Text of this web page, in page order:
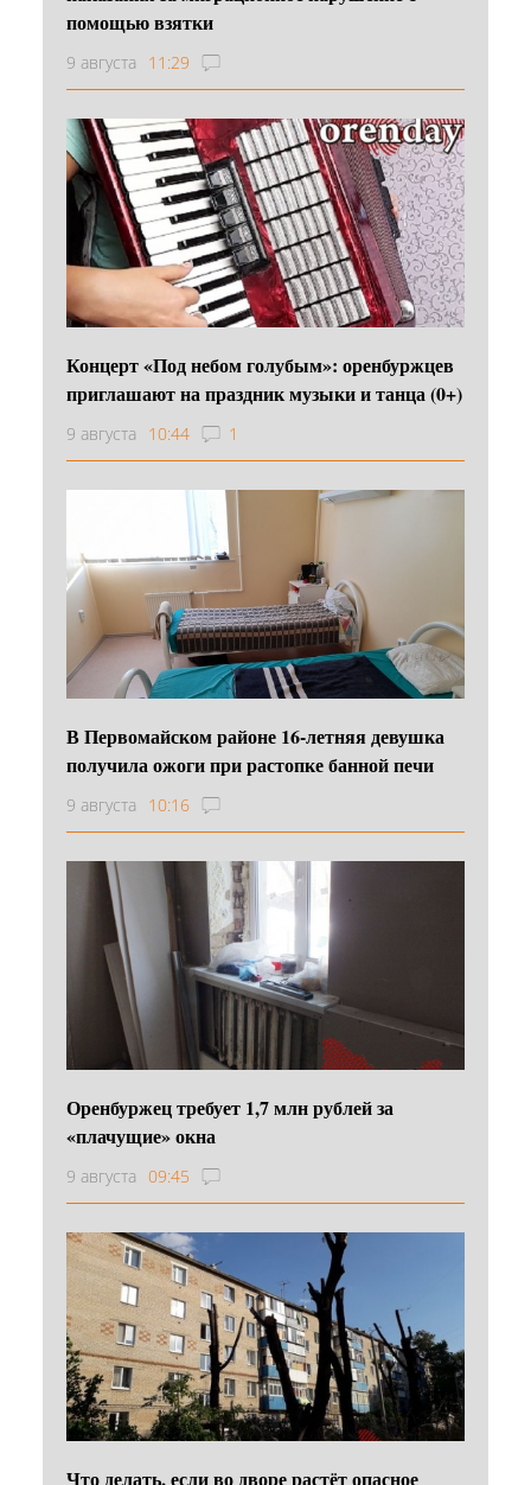
помощью взятки
9 августа 11:29
Концерт «Под небом голубым»: оренбуржцев
приглашают на праздник музыки и танца (0+)
9 августа 10:44 1
В Первомайском районе 16‑летняя девушка
получила ожоги при растопке банной печи
9 августа 10:16
Оренбуржец требует 1,7 млн рублей за
«плачущие» окна
9 августа 09:45
Что делать, если во дворе растёт опасное